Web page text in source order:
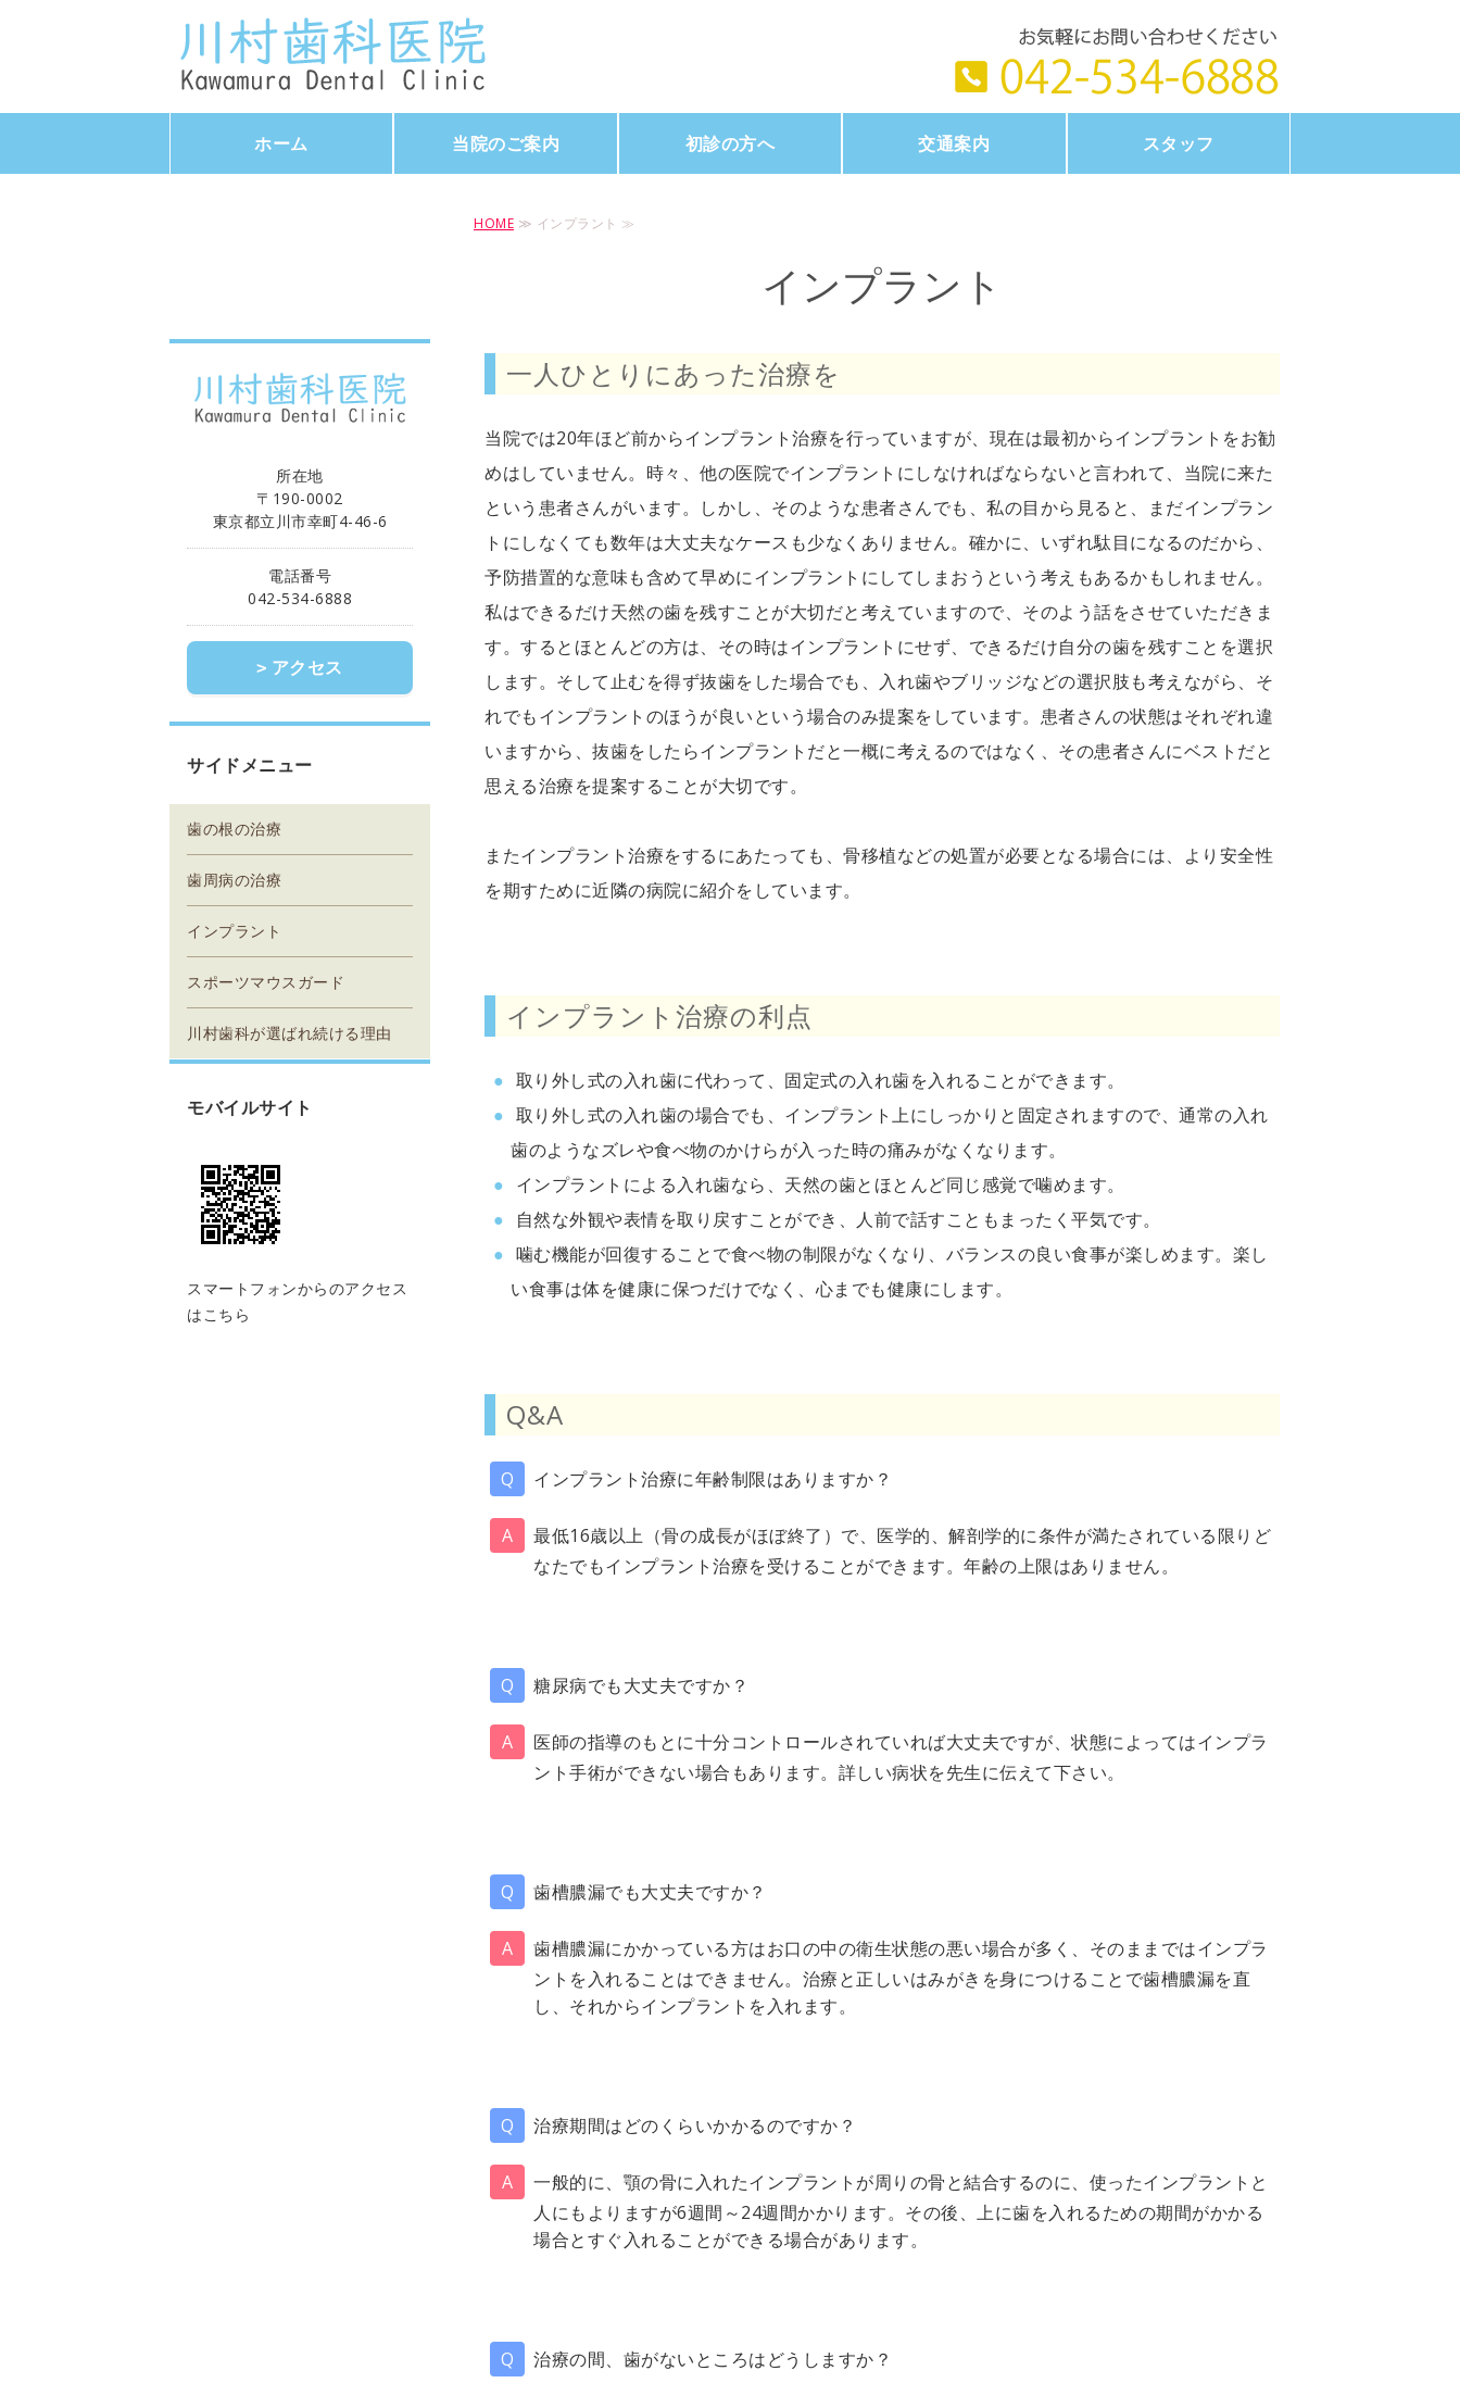
ホーム 当院のご案内 初診の方へ 交通案内 スタッフ
HOME ≫ インプラント ≫
インプラント
一人ひとりにあった治療を
当院では20年ほど前からインプラント治療を行っていますが、現在は最初からインプラントをお勧
めはしていません。時々、他の医院でインプラントにしなければならないと言われて、当院に来た
という患者さんがいます。しかし、そのような患者さんでも、私の目から見ると、まだインプラン
トにしなくても数年は大丈夫なケースも少なくありません。確かに、いずれ駄目になるのだから、
予防措置的な意味も含めて早めにインプラントにしてしまおうという考えもあるかもしれません。
私はできるだけ天然の歯を残すことが大切だと考えていますので、そのよう話をさせていただきま
す。するとほとんどの方は、その時はインプラントにせず、できるだけ自分の歯を残すことを選択
します。そして止むを得ず抜歯をした場合でも、入れ歯やブリッジなどの選択肢も考えながら、そ
れでもインプラントのほうが良いという場合のみ提案をしています。患者さんの状態はそれぞれ違
いますから、抜歯をしたらインプラントだと一概に考えるのではなく、その患者さんにベストだと
思える治療を提案することが大切です。
またインプラント治療をするにあたっても、骨移植などの処置が必要となる場合には、より安全性
を期すために近隣の病院に紹介をしています。
インプラント治療の利点
取り外し式の入れ歯に代わって、固定式の入れ歯を入れることができます。
取り外し式の入れ歯の場合でも、インプラント上にしっかりと固定されますので、通常の入れ
歯のようなズレや食べ物のかけらが入った時の痛みがなくなります。
インプラントによる入れ歯なら、天然の歯とほとんど同じ感覚で噛めます。
自然な外観や表情を取り戻すことができ、人前で話すこともまったく平気です。
噛む機能が回復することで食べ物の制限がなくなり、バランスの良い食事が楽しめます。楽し
い食事は体を健康に保つだけでなく、心までも健康にします。
Q&A
インプラント治療に年齢制限はありますか？
最低16歳以上（骨の成長がほぼ終了）で、医学的、解剖学的に条件が満たされている限りど
なたでもインプラント治療を受けることができます。年齢の上限はありません。
糖尿病でも大丈夫ですか？
医師の指導のもとに十分コントロールされていれば大丈夫ですが、状態によってはインプラ
ント手術ができない場合もあります。詳しい病状を先生に伝えて下さい。
歯槽膿漏でも大丈夫ですか？
歯槽膿漏にかかっている方はお口の中の衛生状態の悪い場合が多く、そのままではインプラ
ントを入れることはできません。治療と正しいはみがきを身につけることで歯槽膿漏を直
し、それからインプラントを入れます。
治療期間はどのくらいかかるのですか？
一般的に、顎の骨に入れたインプラントが周りの骨と結合するのに、使ったインプラントと
人にもよりますが6週間～24週間かかります。その後、上に歯を入れるための期間がかかる
場合とすぐ入れることができる場合があります。
治療の間、歯がないところはどうしますか？
所在地
〒190-0002
東京都立川市幸町4-46-6
電話番号
042-534-6888
アクセス
サイドメニュー
歯の根の治療
歯周病の治療
インプラント
スポーツマウスガード
川村歯科が選ばれ続ける理由
モバイルサイト
スマートフォンからのアクセス
はこちら